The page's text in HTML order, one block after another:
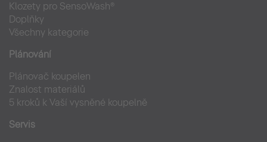
Klozety pro SensoWash®
Doplňky
Všechny kategorie
Plánování
Plánovač koupelen
Znalost materiálů
5 kroků k Vaší vysněné koupelně
Servis